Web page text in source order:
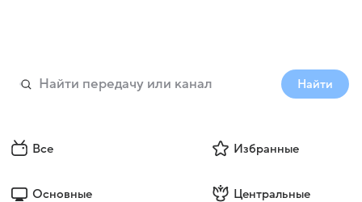
Найти
Все Избранные
Основные Центральные